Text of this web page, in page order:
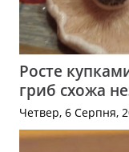
Росте
гриб схожа
Четвер, 6 Серпня,